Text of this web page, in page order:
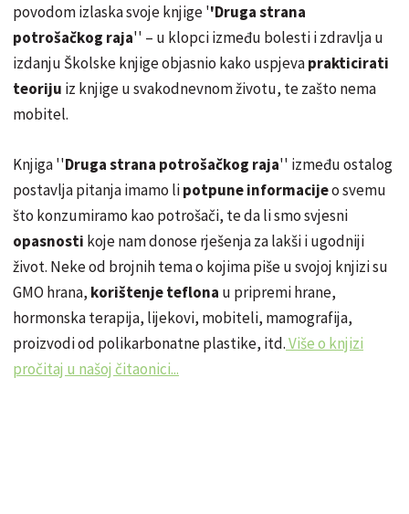
povodom izlaska svoje knjige ''Druga strana
potrošačkog raja'' – u klopci između bolesti i zdravlja u
izdanju Školske knjige objasnio kako uspjevaprakticirati
teoriju iz knjige u svakodnevnom životu, te zašto nema
mobitel.
Knjiga ''Druga strana potrošačkog raja'' između ostalog
postavlja pitanja imamo lipotpune informacijeo svemu
što konzumiramo kao potrošači, te da li smo svjesni
opasnosti koje nam donose rješenja za lakši i ugodniji
život. Neke od brojnih tema o kojima piše u svojoj knjizi su
GMO hrana, korištenje teflona u pripremi hrane,
hormonska terapija, lijekovi, mobiteli, mamografija,
proizvodi od polikarbonatne plastike, itd.Više o knjizi
pročitaj u našoj čitaonici...